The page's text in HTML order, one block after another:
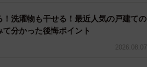
！洗濯物も干せる！最近人気の戸建ての
分かった後悔ポイント
2026.08.07